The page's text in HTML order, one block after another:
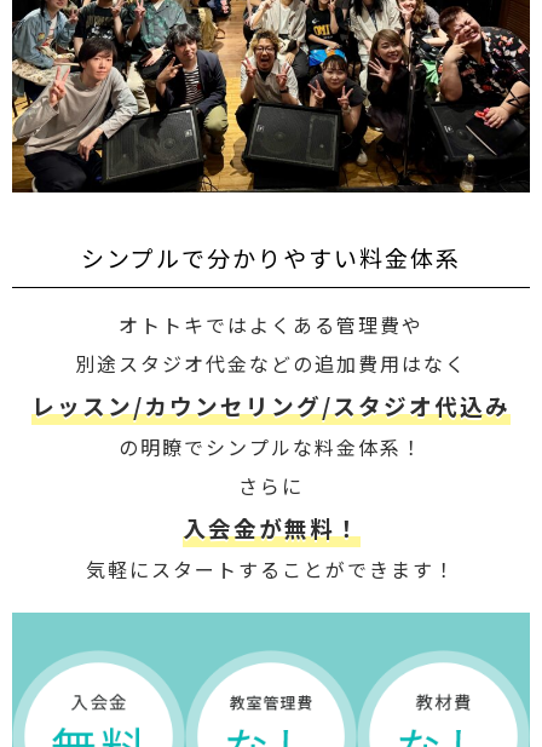
シンプルで分かりやすい料金体系
オトトキではよくある管理費や
別途スタジオ代金などの追加費用はなく
レッスン/カウンセリング/スタジオ代込み
の明瞭でシンプルな料金体系！
さらに
入会金が無料！
気軽にスタートすることができます！